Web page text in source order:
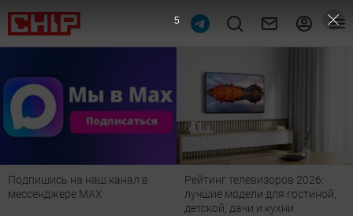
Подпишись на наш канал в
мессенджере МАХ
Рейтинг телевизоров 2026:
лучшие модели для гостиной,
детской, дачи и кухни
4